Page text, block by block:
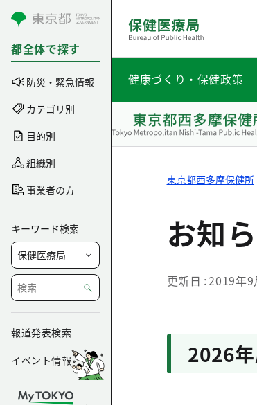
コンテンツにスキップ
都全体で探す
防災・緊急情報
カテゴリ別
目的別
組織別
事業者の方
キーワード検索
報道発表検索
イベント情報
健康づくり・保健政策
東京都西多摩保健所
お知
更新日 2019年9
2026